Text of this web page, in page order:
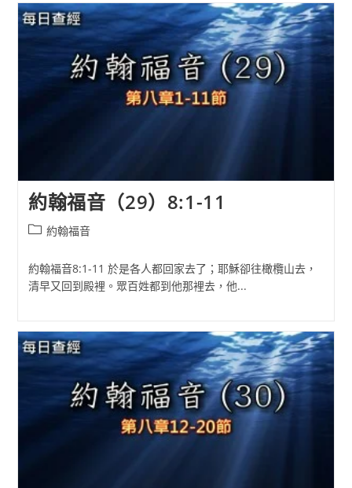
約翰福音（29）8:1-11
Post約翰福音
約翰福音8:1-11 於是各人都回家去了；耶穌卻往橄欖山去，
清早又回到殿裡。眾百姓都到他那裡去，他...